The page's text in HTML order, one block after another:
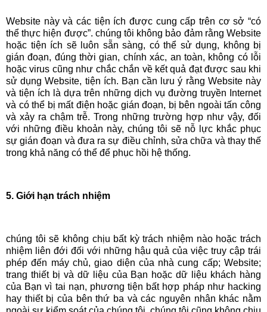
Website này và các tiện ích được cung cấp trên cơ sở “có
thể thực hiện được”. chúng tôi không bảo đảm rằng Website
hoặc tiện ích sẽ luôn sẵn sàng, có thể sử dụng, không bị
gián đoạn, đúng thời gian, chính xác, an toàn, không có lỗi
hoặc virus cũng như chắc chắn về kết quả đạt được sau khi
sử dụng Website, tiện ích. Bạn cần lưu ý rằng Website này
và tiện ích là dựa trên những dịch vụ đường truyền Internet
và có thể bị mất điện hoặc gián đoạn, bị bên ngoài tấn công
và xảy ra chậm trễ. Trong những trường hợp như vậy, đối
với những điều khoản này, chúng tôi sẽ nỗ lực khắc phục
sự gián đoạn và đưa ra sự điều chỉnh, sửa chữa và thay thế
trong khả năng có thể để phục hồi hệ thống.
5. Giới hạn trách nhiệm
chúng tôi sẽ không chịu bất kỳ trách nhiệm nào hoặc trách
nhiệm liên đới đối với những hậu quả của việc truy cập trái
phép đến máy chủ, giao diện của nhà cung cấp; Website;
trang thiết bị và dữ liệu của Bạn hoặc dữ liệu khách hàng
của Bạn vì tai nạn, phương tiện bất hợp pháp như hacking
hay thiết bị của bên thứ ba và các nguyên nhân khác nằm